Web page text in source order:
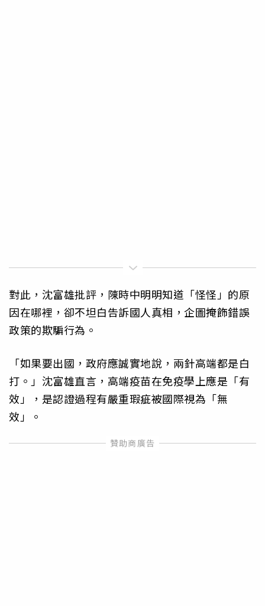
對此，沈富雄批評，陳時中明明知道「怪怪」的原
因在哪裡，卻不坦白告訴國人真相，企圖掩飾錯誤
政策的欺騙行為。
「如果要出國，政府應誠實地說，兩針高端都是白
打。」沈富雄直言，高端疫苗在免疫學上應是「有
效」，是認證過程有嚴重瑕疵被國際視為「無
效」。